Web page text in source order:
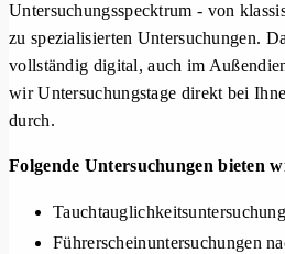
Untersuchungsspecktrum - von
zu spezialisierten Untersuchungen.
vollständig digital, auch im
wir Untersuchungstage direkt bei
durch.
Folgende Untersuchungen bieten
Führerscheinuntersuchungen